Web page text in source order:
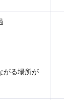
がる場所が